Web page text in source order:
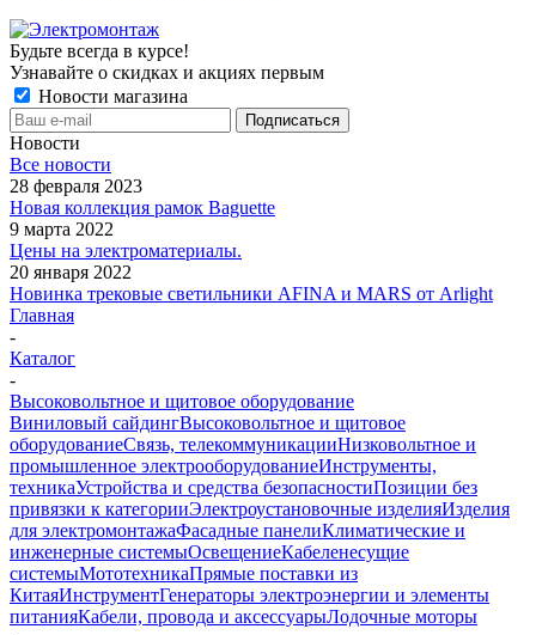
Будьте всегда в курсе!
Узнавайте о скидках и акциях первым
Новости магазина
Новости
Все новости
28 февраля 2023
Новая коллекция рамок Baguette
9 марта 2022
Цены на электроматериалы.
20 января 2022
Новинка трековые светильники AFINA и MARS от Arlight
Главная
-
Каталог
-
Высоковольтное и щитовое оборудование
Виниловый сайдингВысоковольтное и щитовое
оборудованиеСвязь, телекоммуникацииНизковольтное и
промышленное электрооборудованиеИнструменты,
техникаУстройства и средства безопасностиПозиции без
привязки к категорииЭлектроустановочные изделияИзделия
для электромонтажаФасадные панелиКлиматические и
инженерные системыОсвещениеКабеленесущие
системыМототехникаПрямые поставки из
КитаяИнструментГенераторы электроэнергии и элементы
питанияКабели, провода и аксессуарыЛодочные моторы